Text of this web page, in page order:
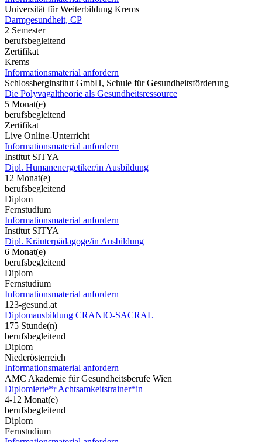
Universität für Weiterbildung Krems
Darmgesundheit, CP
2 Semester
berufsbegleitend
Zertifikat
Krems
Informationsmaterial anfordern
Schlossberginstitut GmbH, Schule für Gesundheitsförderung
Die Polyvagaltheorie als Gesundheitsressource
5 Monat(e)
berufsbegleitend
Zertifikat
Live Online-Unterricht
Informationsmaterial anfordern
Institut SITYA
Dipl. Humanenergetiker/in Ausbildung
12 Monat(e)
berufsbegleitend
Diplom
Fernstudium
Informationsmaterial anfordern
Institut SITYA
Dipl. Kräuterpädagoge/in Ausbildung
6 Monat(e)
berufsbegleitend
Diplom
Fernstudium
Informationsmaterial anfordern
123-gesund.at
Diplomausbildung CRANIO-SACRAL
175 Stunde(n)
berufsbegleitend
Diplom
Niederösterreich
Informationsmaterial anfordern
AMC Akademie für Gesundheitsberufe Wien
Diplomierte*r Achtsamkeitstrainer*in
4-12 Monat(e)
berufsbegleitend
Diplom
Fernstudium